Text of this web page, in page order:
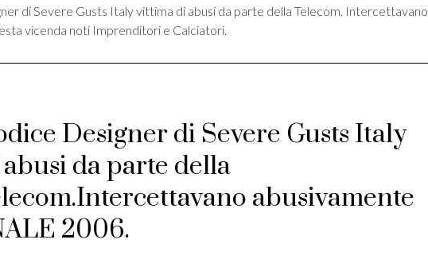
di Severe Gusts Italy vittima di abusi da parte della Telecom. Intercettavano
vicenda noti Imprenditori e Calciatori.
Designer di Severe Gusts Italy
da parte della
abusivamente
2006.